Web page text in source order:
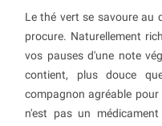
Le thé vert se savoure au
procure. Naturellement
vos pauses d'une note
contient, plus douce
compagnon agréable
n'est pas un